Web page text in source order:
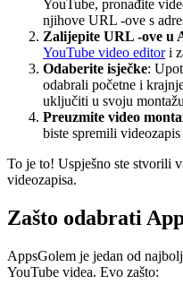
YouTube, pronađite
njihove URL -ove s
Zalijepite URL -ove u
YouTube video editori
Odaberite isječke:
odabrali početne i
uključiti u svoju
Preuzmite video
biste spremili
To je to! Uspješno ste stvorili
videozapisa.
Zašto odabrati
AppsGolem je jedan od
YouTube videa. Evo zašto: